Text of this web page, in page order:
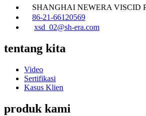
SHANGHAI NEWERA VISCID
86-21-66120569
xsd_02@sh-era.com
tentang kita
Video
Sertifikasi
Kasus Klien
produk kami